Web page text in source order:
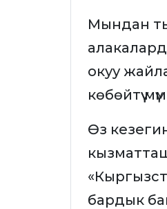
Мындан
окуу
көбөйтүү
Өз
бардык